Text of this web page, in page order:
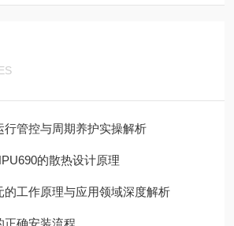
行管控与周期养护实操解析
的散热设计原理
的工作原理与应用领域深度解析
正确安装流程